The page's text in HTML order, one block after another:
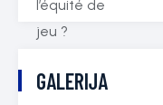
GALERIJA